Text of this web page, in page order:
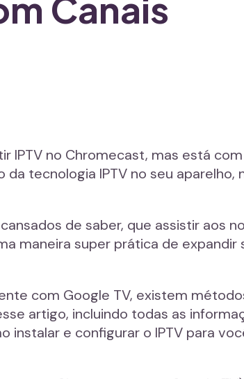
IPTV no Chromecast, mas está com
tecnologia IPTV no seu aparelho,
de saber, que assistir aos
maneira super prática de expandir
com Google TV, existem
artigo, incluindo todas as
e configurar o IPTV para